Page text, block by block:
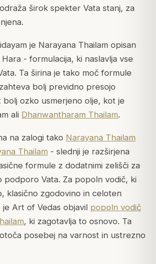
širok spekter Vata stanj, za
je Narayana Thailam opisan
- formulacija, ki naslavlja vse
Ta širina je tako moč formule
bolj previdno presojo
ozko usmerjeno olje, kot je
ali Dhanwantharam Thailam.
na zalogi tako Narayana Thailam
Thailam - slednji je razširjena
formule z dodatnimi zelišči za
podporo Vata. Za popoln vodič, ki
klasično zgodovino in celoten
je Art of Vedas objavil popoln vodič
, ki zagotavlja to osnovo. Ta
posebej na varnost in ustrezno